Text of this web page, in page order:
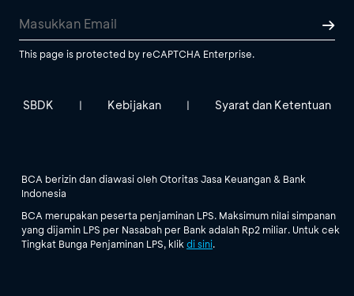
This page is protected by reCAPTCHA Enterprise.
SBDK | Kebijakan | Syarat dan Ketentuan
BCA berizin dan diawasi oleh Otoritas Jasa Keuangan & Bank
Indonesia
BCA merupakan peserta penjaminan LPS. Maksimum nilai simpanan
yang dijamin LPS per Nasabah per Bank adalah Rp2 miliar. Untuk cek
Tingkat Bunga Penjaminan LPS, klik di sini.